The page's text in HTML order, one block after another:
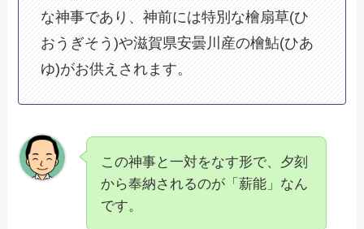
な神事であり、神前には特別な檜扇草(ひ
おうぎそう)や滋賀県安曇川産の檜鮎(ひあ
ゆ)がお供えされます。
この神事と一対をなす形で、夕刻
から奉納されるのが「薪能」なん
です。